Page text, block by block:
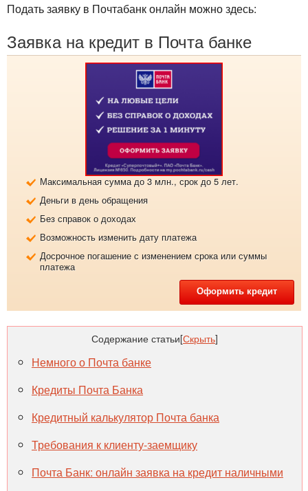
Подать заявку в Почтабанк онлайн можно здесь:
Заявка на кредит в Почта банке
Максимальная сумма до 3 млн., срок до 5 лет.
Деньги в день обращения
Без справок о доходах
Возможность изменить дату платежа
Досрочное погашение с изменением срока или суммы
платежа
Оформить кредит
Содержание статьи[Скрыть]
Немного о Почта банке
Кредиты Почта Банка
Кредитный калькулятор Почта банка
Требования к клиенту-заемщику
Почта Банк: онлайн заявка на кредит наличными